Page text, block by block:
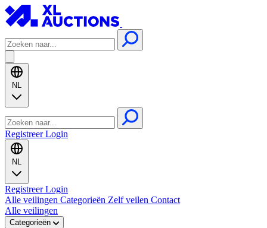
NL
RegistreerLogin
NL
RegistreerLogin
Alle veilingen Categorieën Zelf veilen Contact
Alle veilingen
Categorieën